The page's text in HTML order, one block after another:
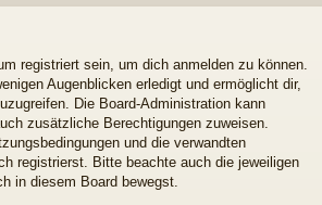
registriert sein, um dich anmelden zu können.
Augenblicken erledigt und ermöglicht dir,
Die Board-Administration kann
zusätzliche Berechtigungen zuweisen.
und die verwandten
registrierst. Bitte beachte auch die jeweiligen
in diesem Board bewegst.